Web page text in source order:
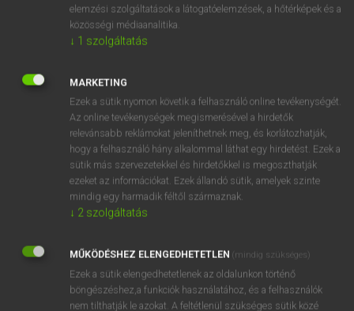
DÍJMENTES ANGOL SZÓTÁR
soaring
sóbálvány
elemzési szolgáltatások a látogatóelemzések, a hőtérképek és a
közösségi médiaanalitika.
↓ 1 szolgáltatás
MARKETING
Ezek a sütik nyomon követik a felhasználó online tevékenységét.
Az online tevékenységek megismerésével a hirdetők
relevánsabb reklámokat jeleníthetnek meg, és korlátozhatják,
hogy a felhasználó hány alkalommal láthat egy hirdetést. Ezek a
sütik más szervezetekkel és hirdetőkkel is megoszthatják
ezeket az információkat. Ezek állandó sütik, amelyek szinte
mindig egy harmadik féltől származnak.
↓ 2 szolgáltatás
MŰKÖDÉSHEZ ELENGEDHETETLEN (mindig szükséges)
Ezek a sütik elengedhetetlenek az oldalunkon történő
böngészéshez,a funkciók használatához, és a felhasználók
nem tilthatják le azokat. A feltétlenül szükséges sütik közé